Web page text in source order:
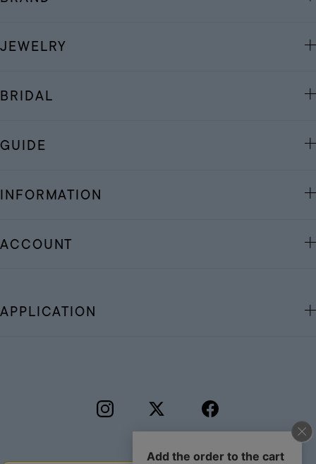
JEWELRY
BRIDAL
GUIDE
INFORMATION
ACCOUNT
APPLICATION